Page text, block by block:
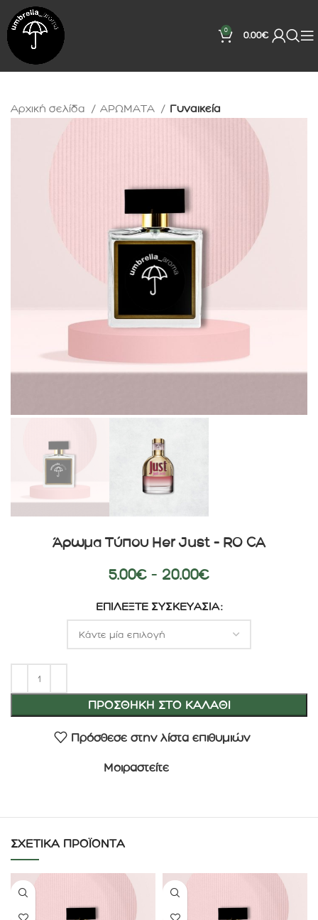
0 0.00€
Αρχική σελίδα ΑΡΩΜΑΤΑ Γυναικεία
Άρωμα Τύπου Her Just – RO CA
5.00€ – 20.00€
ΕΠΙΛΈΞΤΕ ΣΥΣΚΕΥΑΣΊΑ
ΠΡΟΣΘΉΚΗ ΣΤΟ ΚΑΛΆΘΙ
Πρόσθεσε στην λίστα επιθυμιών
Μοιραστείτε
ΣΧΕΤΙΚΆ ΠΡΟΪΌΝΤΑ